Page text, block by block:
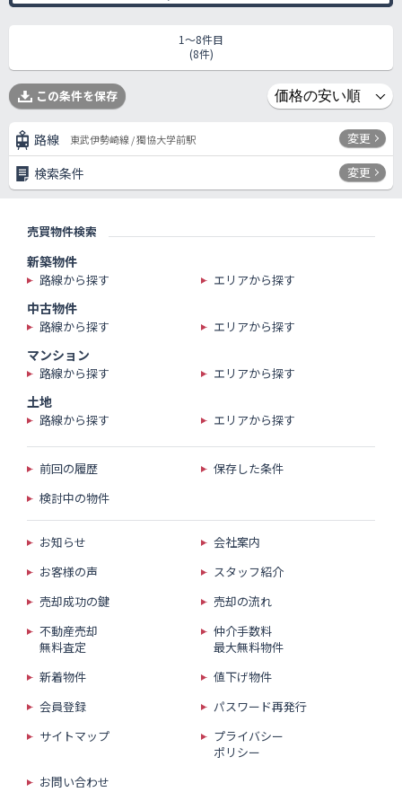
1〜8件目
(8件)
この条件を保存
路線 東武伊勢崎線 / 獨協大学前駅 変更
検索条件 変更
売買物件検索
新築物件
路線から探す エリアから探す
中古物件
路線から探す エリアから探す
マンション
路線から探す エリアから探す
土地
路線から探す エリアから探す
前回の履歴
保存した条件
検討中の物件
お知らせ
会社案内
お客様の声
スタッフ紹介
売却成功の鍵
売却の流れ
不動産売却
無料査定
仲介手数料
最大無料物件
新着物件
値下げ物件
会員登録
パスワード再発行
サイトマップ
プライバシー
ポリシー
お問い合わせ